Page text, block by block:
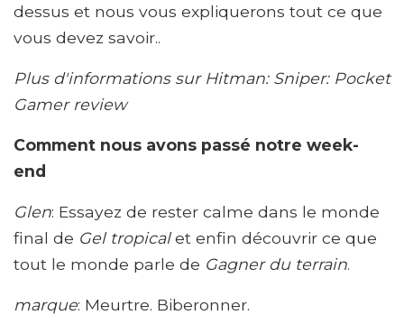
dessus et nous vous expliquerons tout ce que
vous devez savoir..
Plus d'informations sur Hitman: Sniper: Pocket
Gamer review
Comment nous avons passé notre week-
end
Glen: Essayez de rester calme dans le monde
final de Gel tropicalet enfin découvrir ce que
tout le monde parle de Gagner du terrain.
marque: Meurtre. Biberonner.